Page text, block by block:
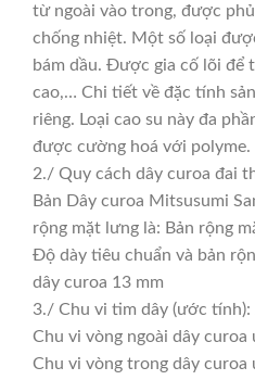
từ ngoài vào trong, được
chống nhiệt. Một số loại
bám dầu. Được gia cố lõi để
cao,… Chi tiết về đặc tính
riêng. Loại cao su này đa
được cường hoá với polyme.
2./ Quy cách dây curoa đai
Bản Dây curoa Mitsusumi
rộng mặt lưng là: Bản rộng
Độ dày tiêu chuẩn và bản
dây curoa 13 mm
3./ Chu vi tim dây (ước tính):
Chu vi vòng ngoài dây
Chu vi vòng trong dây curoa